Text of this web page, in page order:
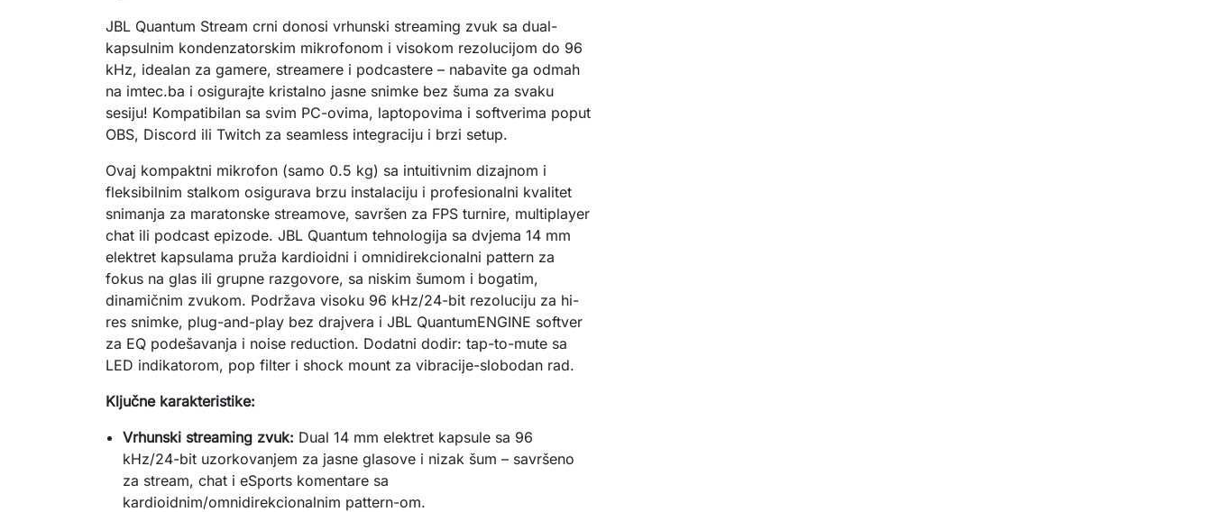
JBL Quantum Stream crni donosi vrhunski streaming zvuk sa dual-
kapsulnim kondenzatorskim mikrofonom i visokom rezolucijom do 96
kHz, idealan za gamere, streamere i podcastere – nabavite ga odmah
na imtec.ba i osigurajte kristalno jasne snimke bez šuma za svaku
sesiju! Kompatibilan sa svim PC-ovima, laptopovima i softverima poput
OBS, Discord ili Twitch za seamless integraciju i brzi setup.
Ovaj kompaktni mikrofon (samo 0.5 kg) sa intuitivnim dizajnom i
fleksibilnim stalkom osigurava brzu instalaciju i profesionalni kvalitet
snimanja za maratonske streamove, savršen za FPS turnire, multiplayer
chat ili podcast epizode. JBL Quantum tehnologija sa dvjema 14 mm
elektret kapsulama pruža kardioidni i omnidirekcionalni pattern za
fokus na glas ili grupne razgovore, sa niskim šumom i bogatim,
dinamičnim zvukom. Podržava visoku 96 kHz/24-bit rezoluciju za hi-
res snimke, plug-and-play bez drajvera i JBL QuantumENGINE softver
za EQ podešavanja i noise reduction. Dodatni dodir: tap-to-mute sa
LED indikatorom, pop filter i shock mount za vibracije-slobodan rad.
Ključne karakteristike:
Vrhunski streaming zvuk: Dual 14 mm elektret kapsule sa 96
kHz/24-bit uzorkovanjem za jasne glasove i nizak šum – savršeno
za stream, chat i eSports komentare sa
kardioidnim/omnidirekcionalnim pattern-om.